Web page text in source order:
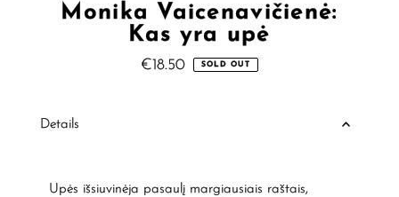
Monika Vaicenavičienė:
Kas yra upė
Regular
€18.50 SOLD OUT
Details
Upės išsiuvinėja pasaulį margiausiais raštais,